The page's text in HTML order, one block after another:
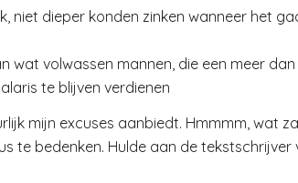
niet dieper konden zinken wanneer het
wat volwassen mannen, die een meer dan
te blijven verdienen
mijn excuses aanbiedt. Hmmmm, wat
te bedenken. Hulde aan de tekstschrijver